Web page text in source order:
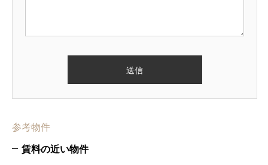
参考物件
賃料の近い物件